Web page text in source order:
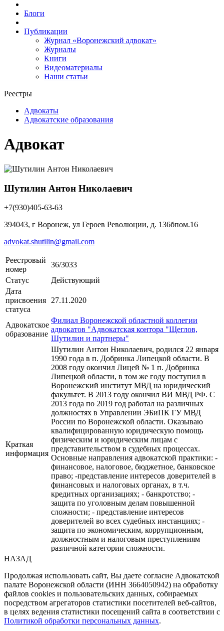
Блоги
Публикации
Журнал «Воронежский адвокат»
Журналы
Книги
Видеоматериалы
Наши статьи
Реестры
Адвокаты
Адвокатские образования
Адвокат
Шутилин Антон Николаевич
+7(930)405-63-63
394043, г Воронеж, ул Героев Революции, д. 136бпом.16
advokat.shutilin@gmail.com
Реестровый
номер
36/3033
Статус
Действующий
Дата
присвоения
статуса
27.11.2020
Адвокатское
образование
Филиал Воронежской областной коллегии
адвокатов "Адвокатская контора "Щеглов,
Шутилин и партнеры"
Краткая
информация
Шутилин Антон Николаевич, родился 22 января
1990 года в п. Добринка Липецкой области. В
2008 году окончил Лицей № 1 п. Добринка
Липецкой области, в том же году поступил в
Воронежский институт МВД на юридический
факультет. В 2013 году окончил ВИ МВД РФ. С
2013 года по 2019 год работал на различных
должностях в Управлении ЭБиПК ГУ МВД
России по Воронежской области. Оказываю
квалифицированную юридическую помощь
физическим и юридическим лицам с
представительством в судебных процессах.
Основные направления адвокатской практики: -
финансовое, налоговое, бюджетное, банковское
право; -представление интересов доверителей в
финансовых и налоговых органах, в т.ч.
кредитных организациях; - банкротство; -
защита по уголовным делам повышенной
сложности; - представление интересов
доверителей во всех судебных инстанциях; -
защита по экономическим, коррупционным,
должностным и налоговым преступлениям
различной категории сложности.
НАЗАД
Продолжая использовать сайт, Вы даете согласие Адвокатской
палате Воронежской области (ИНН 3664050942) на обработку
файлов cookies и пользовательских данных, собираемых
посредством агрегаторов статистики посетителей веб-сайтов,
в целях ведения статистики посещений сайта в соответствии с
Политикой обработки персональных данных.